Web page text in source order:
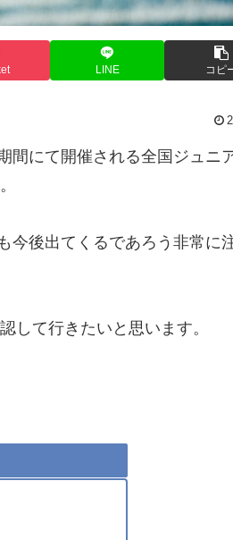
LINE コピ
間にて開催される全国ジュニ
今後出てくるであろう非常に
して行きたいと思います。